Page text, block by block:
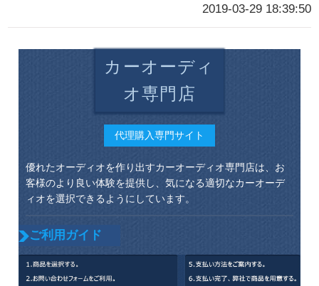
2019-03-29 18:39:50
カーオーディ
オ専門店
代理購入専門サイト
優れたオーディオを作り出すカーオーディオ専門店は、お
客様のより良い体験を提供し、気になる適切なカーオーデ
ィオを選択できるようにしています。
ご利用ガイド